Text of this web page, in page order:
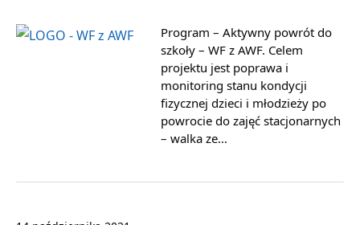
Program – Aktywny powrót do
szkoły – WF z AWF. Celem
projektu jest poprawa i
monitoring stanu kondycji
fizycznej dzieci i młodzieży po
powrocie do zajęć stacjonarnych
– walka ze…